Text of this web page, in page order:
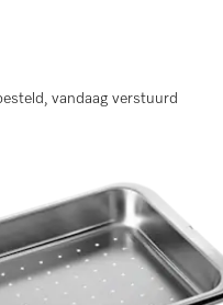
vandaag verstuurd